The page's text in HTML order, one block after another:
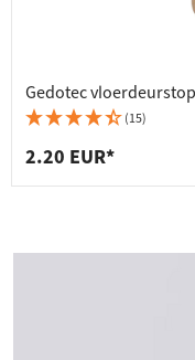
Gedotec
(15)
2.20 EUR*